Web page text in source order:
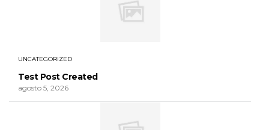
UNCATEGORIZED
Test Post Created
agosto 5, 2026